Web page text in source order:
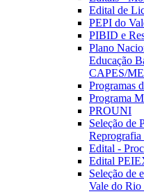
Edital de
PEPI do
PIBID e
Plano
Educação
CAPES/
Programas
Programa
PROUNI
Seleção de
Edital -
Edital
Seleção de
Vale do Rio